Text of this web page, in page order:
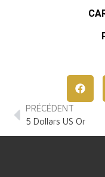
PRÉCÉDENT
5 Dollars US Or